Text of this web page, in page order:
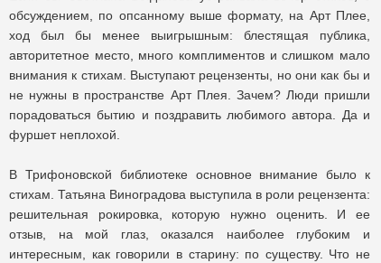
обсуждением, по опсанному выше формату, на Арт Плее,
ход был бы менее выигрышным: блестящая публика,
авторитетное место, много комплиментов и слишком мало
внимания к стихам. Выступают рецензенты, но они как бы и
не нужны в пространстве Арт Плея. Зачем? Люди пришли
порадоваться бытию и поздравить любимого автора. Да и
фуршет неплохой.
В Трифоновской библиотеке основное внимание было к
стихам. Татьяна Виноградова выступила в роли рецензента:
решительная рокировка, которую нужно оценить. И ее
отзыв, на мой глаз, оказался наиболее глубоким и
интересным, как говорили в старину: по существу. Что не